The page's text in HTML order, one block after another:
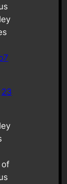
23
of